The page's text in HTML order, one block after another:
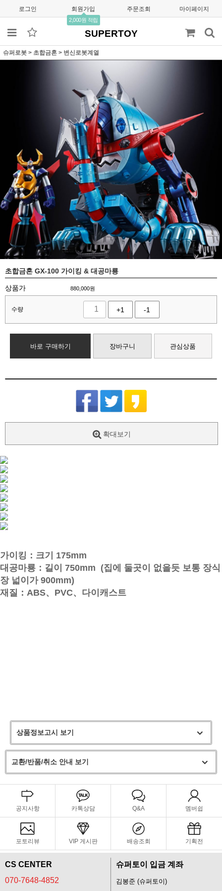
로그인 회원가입
2,000원 적립
주문조회 마이페이지
SUPERTOY
슈퍼로봇 > 초합금혼 > 변신로봇계열
초합금혼 GX-100 가이킹 & 대공마룡
상품가 880,000원
수량 +1 -1
바로 구매하기 장바구니 관심상품
확대보기
가이킹：크기 175mm
대공마룡：길이 750mm (집에 둘곳이 없을듯 보통 장식
장 넓이가 900mm)
재질：ABS、PVC、다이캐스트
상품정보고시 보기
교환/반품/취소 안내 보기
공지사항 카톡상담 Q&A 멤버쉽
포토리뷰 VIP 게시판 배송조회 기획전
CS CENTER
070-7648-4852
슈퍼토이 입금 계좌
김봉준 (슈퍼토이)